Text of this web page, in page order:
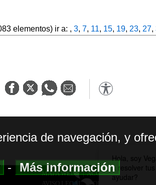
elementos) ir a: , 3, 7, 11, 15, 19, 23, 27,
MAPA WEB|ACCESIBILIDAD
AVISO LEGAL| POLITICA DE
de navegación, y
-Más información